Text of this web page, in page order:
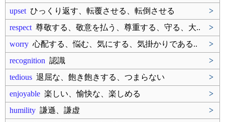
upset ひっくり返す、転覆させる、転倒させる
>
respect 尊敬する、敬意を払う、尊重する、守る、大..
>
worry 心配する、悩む、気にする、気掛かりである..
>
recognition 認識
>
tedious 退屈な、飽き飽きする、つまらない
>
enjoyable 楽しい、愉快な、楽しめる
>
humility 謙遜、謙虚
>